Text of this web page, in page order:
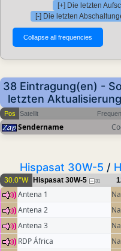
[+] Die letzten
[-] Die letzten
38 Eintragung(en) -
letzten
Pos Satellit
Sendername
Hispasat 30W-5 /
30.0°W Hispasat 30W-5 31
Antena 1
Antena 2
Antena 3
RDP África